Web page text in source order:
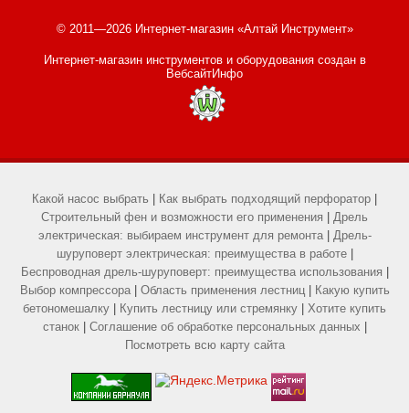
© 2011—2026 Интернет-магазин «Алтай Инструмент»
Интернет-магазин инструментов и оборудованиясоздан в
ВебсайтИнфо
Какой насос выбрать Как выбрать подходящий перфоратор
Строительный фен и возможности его применения
Дрель
электрическая: выбираем инструмент для ремонта| Дрель-
шуруповерт электрическая: преимущества в работе|
Беспроводная дрель-шуруповерт: преимущества использования
Выбор компрессора| Область применения лестниц|
Какую купить
бетономешалку
Купить лестницу или стремянку
Хотите купить
станок| Соглашение об обработке персональных данных
Посмотреть всю карту сайта